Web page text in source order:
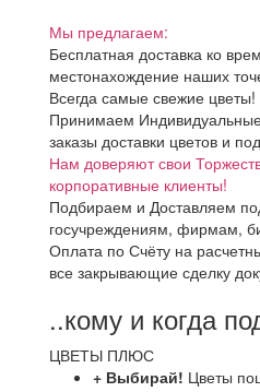
Мы предлагаем:
Бесплатная доставка ко
местонахождение наших
Всегда самые свежие цветы!
Принимаем
заказы доставки цветов и
Нам доверяют свои
корпоративные клиенты!
Подбираем и Доставляем
госучреждениям, фирмам,
Оплата по Счёту на
все закрывающие сделку
..кому и когда
ЦВЕТЫ ПЛЮС
+ Выбирай! Цветы